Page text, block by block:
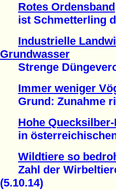
Rotes Ordensband
ist Schmetterling
Industrielle
Grundwasser
Strenge
Immer weniger
Grund: Zunahme
Hohe
in österreichischen
Wildtiere so
Zahl der
(5.10.14)